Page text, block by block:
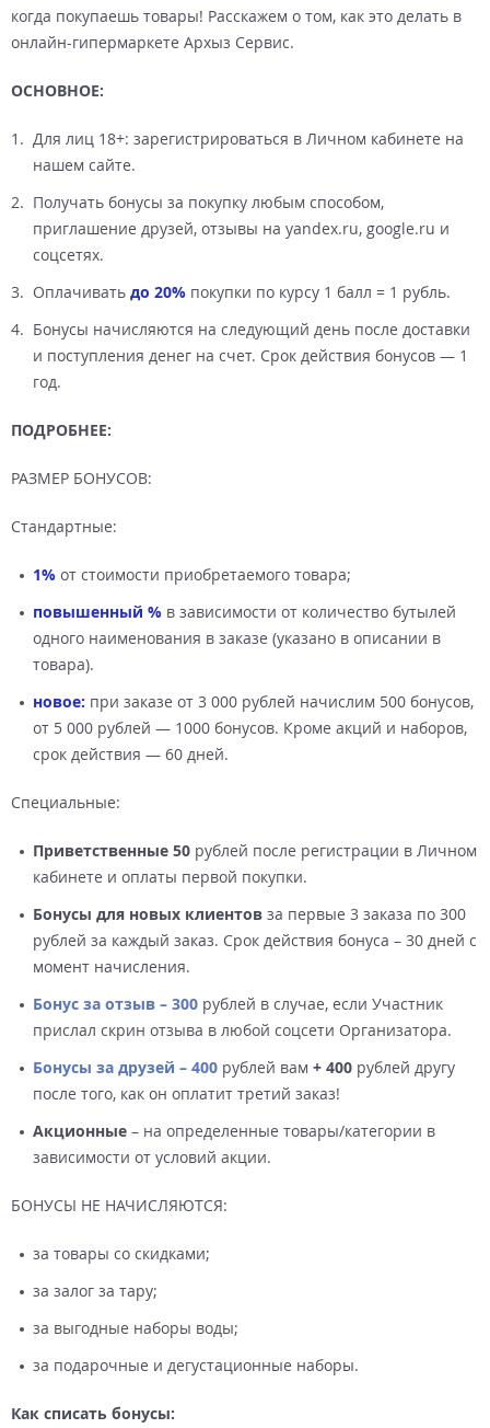
когда покупаешь товары! Расскажем о том, как это делать в
онлайн-гипермаркете Архыз Сервис.
ОСНОВНОЕ:
Для лиц 18+: зарегистрироваться в Личном кабинете на
нашем сайте.
Получать бонусы за покупку любым способом,
приглашение друзей, отзывы на yandex.ru, google.ru и
соцсетях.
Оплачивать до 20% покупки по курсу 1 балл = 1 рубль.
Бонусы начисляются на следующий день после доставки
и поступления денег на счет. Срок действия бонусов — 1
год.
ПОДРОБНЕЕ:
РАЗМЕР БОНУСОВ:
Стандартные:
1% от стоимости приобретаемого товара;
повышенный % в зависимости от количество бутылей
одного наименования в заказе (указано в описании в
товара).
новое: при заказе от 3 000 рублей начислим 500 бонусов,
от 5 000 рублей — 1000 бонусов. Кроме акций и наборов,
срок действия — 60 дней.
Специальные:
Приветственные 50 рублей после регистрации в Личном
кабинете и оплаты первой покупки.
Бонусы для новых клиентов за первые 3 заказа по 300
рублей за каждый заказ. Срок действия бонуса – 30 дней с
момент начисления.
Бонус за отзыв – 300 рублей в случае, если Участник
прислал скрин отзыва в любой соцсети Организатора.
Бонусы за друзей – 400 рублей вам + 400 рублей другу
после того, как он оплатит третий заказ!
Акционные – на определенные товары/категории в
зависимости от условий акции.
БОНУСЫ НЕ НАЧИСЛЯЮТСЯ:
за товары со скидками;
за залог за тару;
за выгодные наборы воды;
за подарочные и дегустационные наборы.
Как списать бонусы: